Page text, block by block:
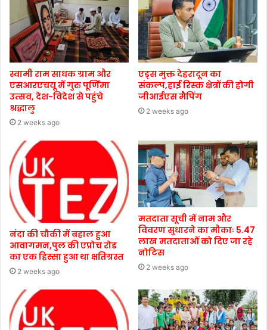
स्वामी राम साधक ग्राम और
एसआरएचयू में गुरु पूर्णिमा
उत्सव, देश-विदेश से पहुंचे
श्रद्धालु
2 weeks ago
एड्स मुक्त देहरादून का
संकल्प,हाई रिस्क क्षेत्रों की होगी
जीआईएस मैपिंग
2 weeks ago
नंदा की चौकी में बहाल हुआ
आवागमन,पुल की एप्रोच रोड
का एक हिस्सा हुआ था क्षतिग्रस्त
2 weeks ago
मतदाता सूची में नाम और
विवरण सुधारने का मौकाः 5.47
लाख मतदाताओं को दिए जा रहे
नोटिस
2 weeks ago